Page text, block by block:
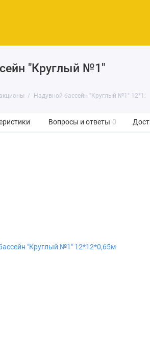
"Круглый №1"
Надувной бассейн "Круглый №1"
Вопросы и ответы 0